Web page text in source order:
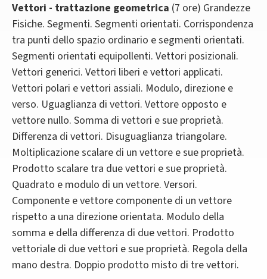
Vettori - trattazione geometrica (7 ore) Grandezze
Fisiche. Segmenti. Segmenti orientati. Corrispondenza
tra punti dello spazio ordinario e segmenti orientati.
Segmenti orientati equipollenti. Vettori posizionali.
Vettori generici. Vettori liberi e vettori applicati.
Vettori polari e vettori assiali. Modulo, direzione e
verso. Uguaglianza di vettori. Vettore opposto e
vettore nullo. Somma di vettori e sue proprietà.
Differenza di vettori. Disuguaglianza triangolare.
Moltiplicazione scalare di un vettore e sue proprietà.
Prodotto scalare tra due vettori e sue proprietà.
Quadrato e modulo di un vettore. Versori.
Componente e vettore componente di un vettore
rispetto a una direzione orientata. Modulo della
somma e della differenza di due vettori. Prodotto
vettoriale di due vettori e sue proprietà. Regola della
mano destra. Doppio prodotto misto di tre vettori.